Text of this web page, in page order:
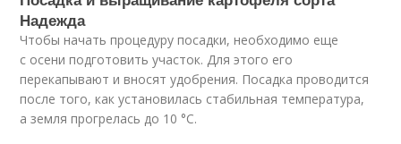
Надежда
Чтобы начать процедуру посадки, необходимо еще
с осени подготовить участок. Для этого его
перекапывают и вносят удобрения. Посадка проводится
после того, как установилась стабильная температура,
а земля прогрелась до 10 °С.